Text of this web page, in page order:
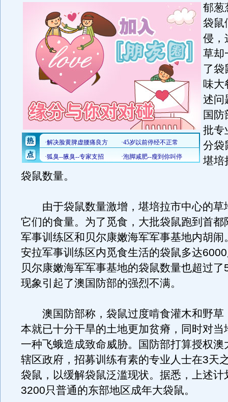
郁葱
袋鼠
侵，
草却
了袋
味大
述问
国
批专
分袋
堪培
袋鼠数量。
由于袋鼠数量激增，堪培拉市中心的草
它们的食量。为了觅食，大批袋鼠跑到首都
军事训练区和贝尔康嫩海军军事基地内胡闹
安拉军事训练区内觅食生活的袋鼠多达
贝尔康嫩海军军事基地的袋鼠数量也超过
现象引起了澳国防部的强烈不满。
澳国防部称，袋鼠过度啃食灌木和野草
本就已十分干旱的土地更加贫瘠，同时对当
一种飞蛾造成致命威胁。国防部打算授权澳
辖区政府，招募训练有素的专业人士在3天
袋鼠，以缓解袋鼠泛滥现状。据悉，上述计
3200只普通的东部地区成年大袋鼠。